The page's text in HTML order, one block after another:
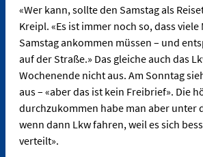
«Wer kann, sollte den Samstag als
Kreipl. «Es ist immer noch so, dass viele
Samstag ankommen müssen – und
auf der Straße.» Das gleiche auch das
Wochenende nicht aus. Am Sonntag
aus – «aber das ist kein Freibrief». Die
durchzukommen habe man aber unter
wenn dann Lkw fahren, weil es sich
verteilt».